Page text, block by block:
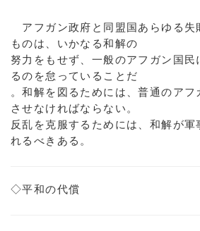
アフガン政府と同盟国あらゆる失
ものは、いかなる和解の
努力をもせず、一般のアフガン国民
るのを怠っていることだ
。和解を図るためには、普通のア
させなければならない。
反乱を克服するためには、和解が軍
れるべきある。
◇平和の代償